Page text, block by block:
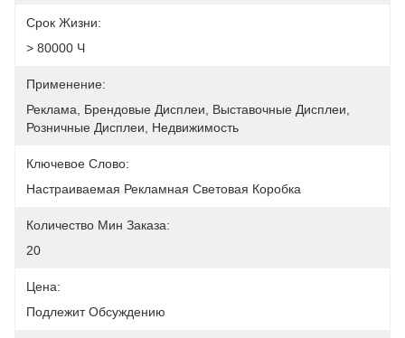
Срок Жизни:
> 80000 Ч
Применение:
Реклама, Брендовые Дисплеи, Выставочные Дисплеи,
Розничные Дисплеи, Недвижимость
Ключевое Слово:
Настраиваемая Рекламная Световая Коробка
Количество Мин Заказа:
20
Цена:
Подлежит Обсуждению